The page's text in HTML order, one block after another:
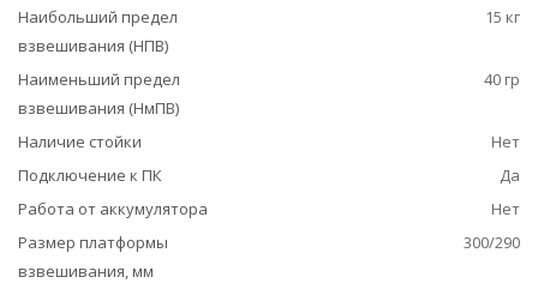
Наибольший предел
взвешивания (НПВ)
15 кг
Наименьший предел
взвешивания (НмПВ)
40 гр
Наличие стойки
Нет
Подключение к ПК
Да
Работа от аккумулятора
Нет
Размер платформы
взвешивания, мм
300/290